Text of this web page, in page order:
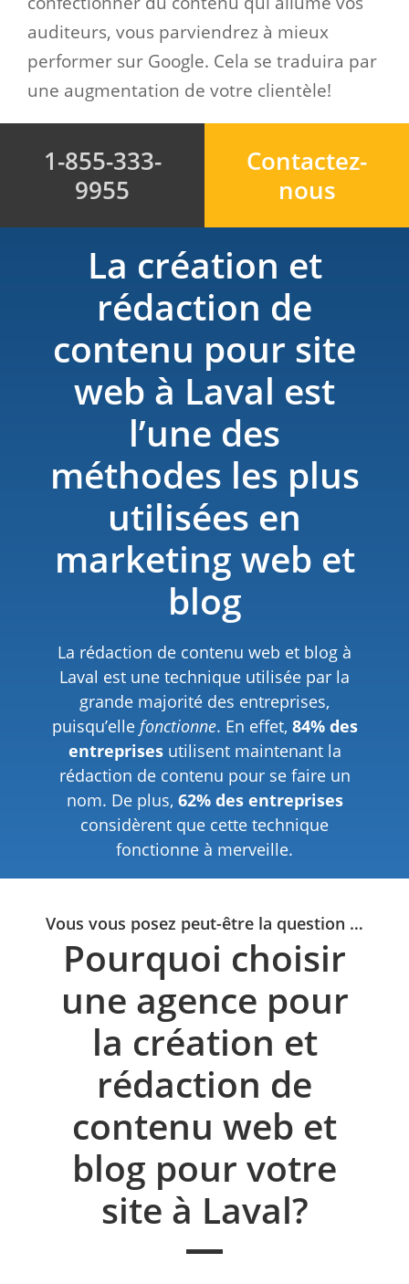
auditeurs, vous parviendrez à mieux
performer sur Google. Cela se traduira par
une augmentation de votre clientèle!
1-855-333-
9955
Contactez-
nous
La création et
rédaction de
contenu pour site
web à Laval est
l’une des
méthodes les plus
utilisées en
marketing web et
blog
La rédaction de contenu web et blog à
Laval est une technique utilisée par la
grande majorité des entreprises,
puisqu’elle fonctionne. En effet, 84% des
entreprisesutilisent maintenant la
rédaction de contenu pour se faire un
nom. De plus, 62% des entreprises
considèrent que cette technique
fonctionne à merveille.
Vous vous posez peut-être la question …
Pourquoi choisir
une agence pour
la création et
rédaction de
contenu web et
blog pour votre
site à Laval?